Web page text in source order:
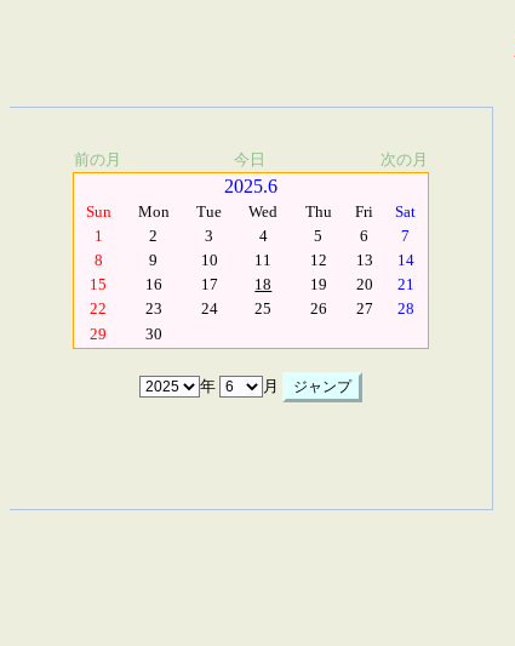
前の月 今日 次の月
2025.6
Sun Mon Tue Wed Thu Fri
Sat
1
2 3 4 5 6
7
8
9 10 11 12 13
14
15
16 17 18 19 20
21
22
23 24 25 26 27
28
29
30
年 月